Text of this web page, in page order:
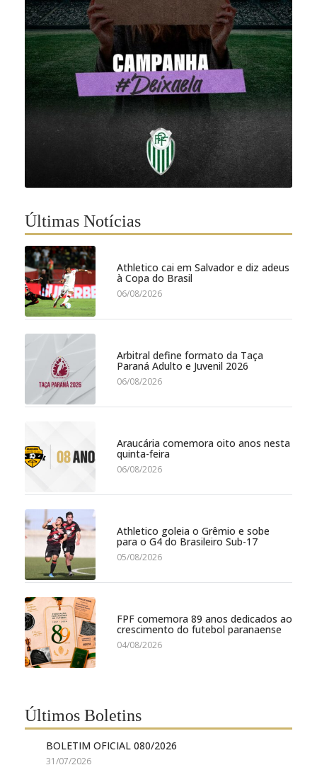
Últimas Notícias
Athletico cai em Salvador e diz adeus
à Copa do Brasil
06/08/2026
Arbitral define formato da Taça
Paraná Adulto e Juvenil 2026
06/08/2026
Araucária comemora oito anos nesta
quinta-feira
06/08/2026
Athletico goleia o Grêmio e sobe
para o G4 do Brasileiro Sub-17
05/08/2026
FPF comemora 89 anos dedicados ao
crescimento do futebol paranaense
04/08/2026
Últimos Boletins
BOLETIM OFICIAL 080/2026
31/07/2026